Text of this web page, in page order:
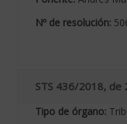
Nº de resolución:
STS 436/2018,
Tipo de órgano: